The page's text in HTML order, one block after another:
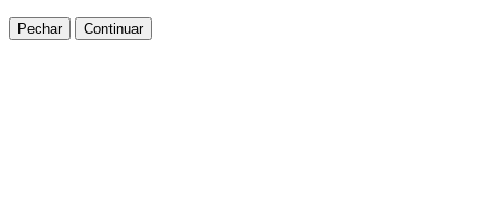
Pechar Continuar